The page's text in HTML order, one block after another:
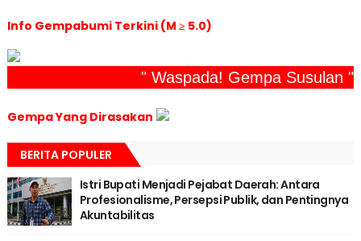
Info Gempabumi Terkini (M ≥ 5.0)
" Waspada! Gempa Susulan "
Gempa Yang Dirasakan
BERITA POPULER
Istri Bupati Menjadi Pejabat Daerah: Antara
Profesionalisme, Persepsi Publik, dan Pentingnya
Akuntabilitas